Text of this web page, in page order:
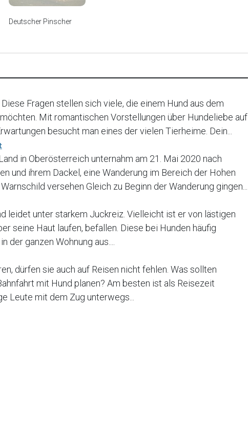
Deutscher Pinscher
Fragen stellen sich viele, die einem Hund aus dem
Mit romantischen Vorstellungen über Hundeliebe auf
besucht man eines der vielen Tierheime. Dein...
in Oberösterreich unternahm am 21. Mai 2020 nach
und ihrem Dackel, eine Wanderung im Bereich der Hohen
versehen Gleich zu Beginn der Wanderung gingen...
leidet unter starkem Juckreiz. Vielleicht ist er von lästigen
seine Haut laufen, befallen. Diese bei Hunden häufig
ganzen Wohnung aus....
dürfen sie auch auf Reisen nicht fehlen. Was sollten
mit Hund planen? Am besten ist als Reisezeit
Leute mit dem Zug unterwegs...